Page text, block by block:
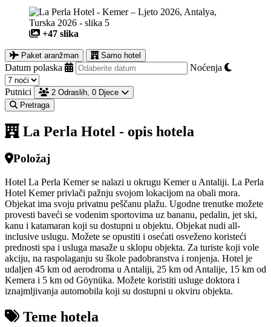
+47 slika
Paket aranžman Samo hotel
Datum polaska Noćenja
Putnici
2 Odraslih, 0 Djece
Pretraga
La Perla Hotel - opis hotela
Položaj
Hotel La Perla Kemer se nalazi u okrugu Kemer u Antaliji. La Perla
Hotel Kemer privlači pažnju svojom lokacijom na obali mora.
Objekat ima svoju privatnu peščanu plažu. Ugodne trenutke možete
provesti baveći se vodenim sportovima uz bananu, pedalin, jet ski,
kanu i katamaran koji su dostupni u objektu. Objekat nudi all-
inclusive uslugu. Možete se opustiti i osećati osveženo koristeći
prednosti spa i usluga masaže u sklopu objekta. Za turiste koji vole
akciju, na raspolaganju su škole padobranstva i ronjenja. Hotel je
udaljen 45 km od aerodroma u Antaliji, 25 km od Antalije, 15 km od
Kemera i 5 km od Göynüka. Možete koristiti usluge doktora i
iznajmljivanja automobila koji su dostupni u okviru objekta.
Teme hotela